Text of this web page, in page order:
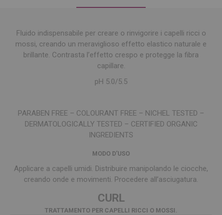
Fluido indispensabile per creare o rinvigorire i capelli ricci o
mossi, creando un meraviglioso effetto elastico naturale e
brillante. Contrasta l’effetto crespo e protegge la fibra
capillare.
pH 5.0/5.5
PARABEN FREE – COLOURANT FREE – NICHEL TESTED –
DERMATOLOGICALLY TESTED – CERTIFIED ORGANIC
INGREDIENTS
MODO D’USO
Applicare a capelli umidi. Distribuire manipolando le ciocche,
creando onde e movimenti. Procedere all’asciugatura.
CURL
TRATTAMENTO PER CAPELLI RICCI O MOSSI.